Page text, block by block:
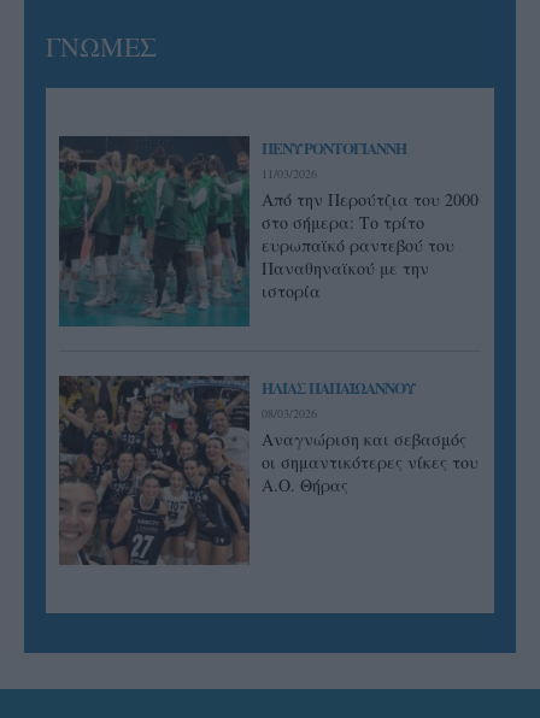
ΓΝΩΜΕΣ
ΠΕΝΥ ΡΟΝΤΟΓΙΑΝΝΗ
11/03/2026
Από την Περούτζια του 2000
στο σήμερα: Tο τρίτο
ευρωπαϊκό ραντεβού του
Παναθηναϊκού με την
ιστορία
ΗΛΙΑΣ ΠΑΠΑΪΩΑΝΝΟΥ
08/03/2026
Αναγνώριση και σεβασμός
οι σημαντικότερες νίκες του
Α.Ο. Θήρας